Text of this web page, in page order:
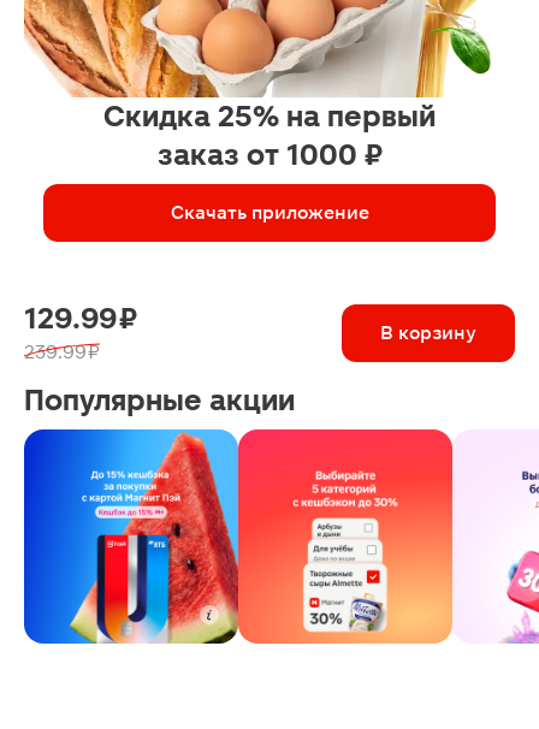
Скидка 25% на первый
заказ от 1000 ₽
Скачать приложение
129.99 ₽
239.99 ₽
В корзину
Популярные акции